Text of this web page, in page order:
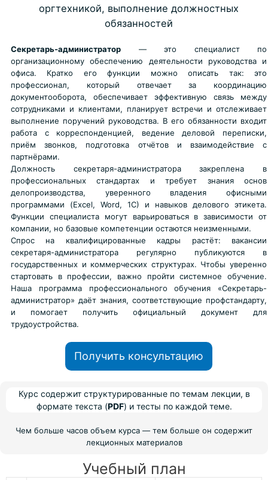
Секретарь-администратор — это специалист по
организационному обеспечению деятельности руководства и
офиса. Кратко его функции можно описать так: это
профессионал, который отвечает за координацию
документооборота, обеспечивает эффективную связь между
сотрудниками и клиентами, планирует встречи и отслеживает
выполнение поручений руководства. В его обязанности входит
работа с корреспонденцией, ведение деловой переписки,
приём звонков, подготовка отчётов и взаимодействие с
партнёрами.
Должность секретаря-администратора закреплена в
профессиональных стандартах и требует знания основ
делопроизводства, уверенного владения офисными
программами (Excel, Word, 1С) и навыков делового этикета.
Функции специалиста могут варьироваться в зависимости от
компании, но базовые компетенции остаются неизменными.
Спрос на квалифицированные кадры растёт: вакансии
секретаря-администратора регулярно публикуются в
государственных и коммерческих структурах. Чтобы уверенно
стартовать в профессии, важно пройти системное обучение.
Наша программа профессионального обучения «Секретарь-
администратор» даёт знания, соответствующие профстандарту,
и помогает получить официальный документ для
трудоустройства.
Получить консультацию
Курс содержит структурированные по темам лекции, в
формате текста (PDF) и тесты по каждой теме.
Чем больше часов объем курса — тем больше он содержит
лекционных материалов
Учебный план